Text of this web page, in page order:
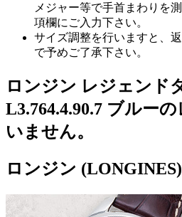
メジャー等で手首まわりを
項欄にご入力下さい。
サイズ調整を行いますと、
で予めご了承下さい。
ロンジン レジェンド
L3.764.4.90.7 ブルー
いません。
ロンジン